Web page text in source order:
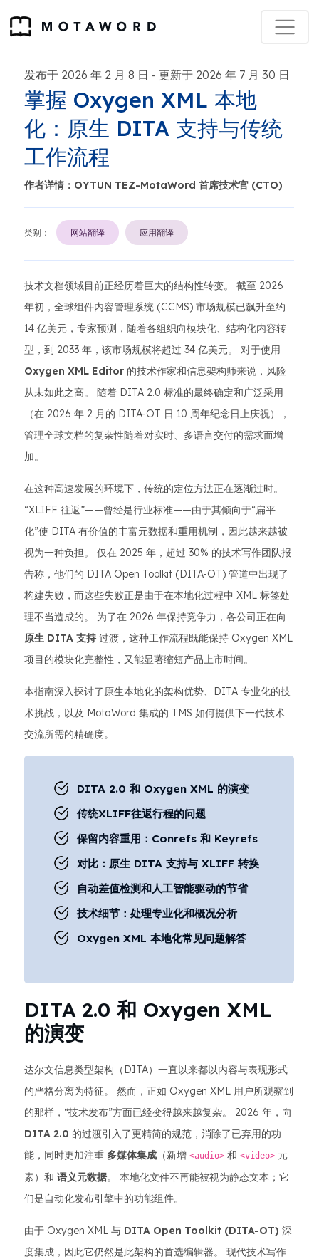
发布于 2026 年 2 月 8 日 - 更新于 2026 年 7 月 30 日
掌握 Oxygen XML 本地
化：原生 DITA 支持与传统
工作流程
作者详情：OYTUN TEZ-MotaWord 首席技术官 (CTO)
类别： 网站翻译 应用翻译
技术文档领域目前正经历着巨大的结构性转变。 截至 2026
年初，全球组件内容管理系统 (CCMS) 市场规模已飙升至约
14 亿美元，专家预测，随着各组织向模块化、结构化内容转
型，到 2033 年，该市场规模将超过 34 亿美元。 对于使用
Oxygen XML Editor 的技术作家和信息架构师来说，风险
从未如此之高。 随着 DITA 2.0 标准的最终确定和广泛采用
（在 2026 年 2 月的 DITA-OT 日 10 周年纪念日上庆祝），
管理全球文档的复杂性随着对实时、多语言交付的需求而增
加。
在这种高速发展的环境下，传统的定位方法正在逐渐过时。
“XLIFF 往返”——曾经是行业标准——由于其倾向于“扁平
化”使 DITA 有价值的丰富元数据和重用机制，因此越来越被
视为一种负担。 仅在 2025 年，超过 30% 的技术写作团队报
告称，他们的 DITA Open Toolkit (DITA-OT) 管道中出现了
构建失败，而这些失败正是由于在本地化过程中 XML 标签处
理不当造成的。 为了在 2026 年保持竞争力，各公司正在向
原生 DITA 支持 过渡，这种工作流程既能保持 Oxygen XML
项目的模块化完整性，又能显著缩短产品上市时间。
本指南深入探讨了原生本地化的架构优势、DITA 专业化的技
术挑战，以及 MotaWord 集成的 TMS 如何提供下一代技术
交流所需的精确度。
DITA 2.0 和 Oxygen XML 的演变
传统XLIFF往返行程的问题
保留内容重用：Conrefs 和 Keyrefs
对比：原生 DITA 支持与 XLIFF 转换
自动差值检测和人工智能驱动的节省
技术细节：处理专业化和概况分析
Oxygen XML 本地化常见问题解答
DITA 2.0 和 Oxygen XML
的演变
达尔文信息类型架构（DITA）一直以来都以内容与表现形式
的严格分离为特征。 然而，正如 Oxygen XML 用户所观察到
的那样，“技术发布”方面已经变得越来越复杂。 2026 年，向
DITA 2.0 的过渡引入了更精简的规范，消除了已弃用的功
能，同时更加注重 多媒体集成 （新增 <audio> 和 <video> 元
素）和 语义元数据。 本地化文件不再能被视为静态文本；它
们是自动化发布引擎中的功能组件。
由于 Oxygen XML 与 DITA Open Toolkit (DITA-OT) 深
度集成，因此它仍然是此架构的首选编辑器。 现代技术写作